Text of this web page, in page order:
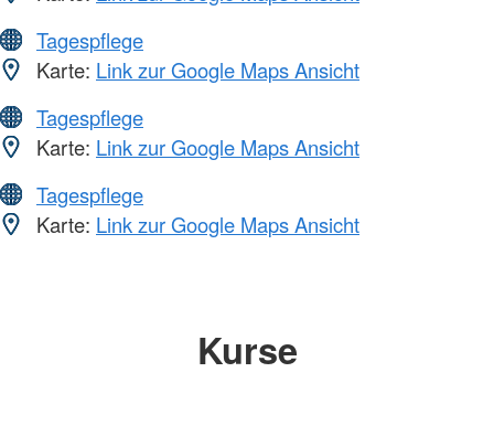
Tagespflege
Karte: Link zur Google Maps Ansicht
Tagespflege
Karte: Link zur Google Maps Ansicht
Tagespflege
Karte: Link zur Google Maps Ansicht
Kurse